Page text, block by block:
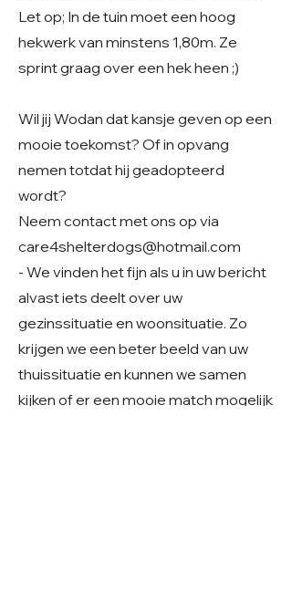
Let op; In de tuin moet een hoog
hekwerk van minstens 1,80m. Ze
sprint graag over een hek heen ;)
Wil jij Wodan dat kansje geven op een
mooie toekomst? Of in opvang
nemen totdat hij geadopteerd
wordt?
Neem contact met ons op via
care4shelterdogs@hotmail.com
- We vinden het fijn als u in uw bericht
alvast iets deelt over uw
gezinssituatie en woonsituatie. Zo
krijgen we een beter beeld van uw
thuissituatie en kunnen we samen
kijken of er een mooie match mogelijk